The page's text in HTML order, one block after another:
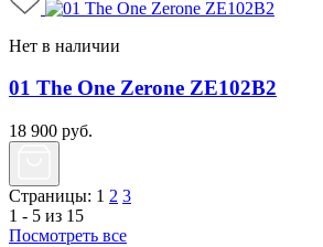
Нет в наличии
01 The One Zerone ZE102B2
18 900 руб.
Страницы: 1 2 3
1 - 5 из 15
Посмотреть все